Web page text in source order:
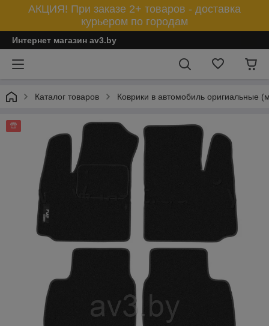
АКЦИЯ! При заказе 2+ товаров - доставка
курьером по городам
Интернет магазин av3.by
Каталог товаров Коврики в автомобиль оригиальные